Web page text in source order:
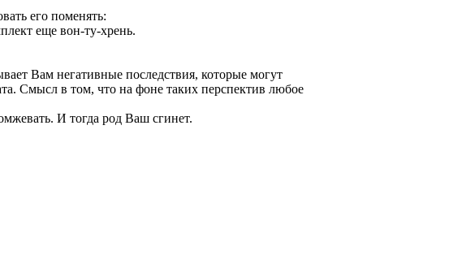
его поменять:
еще вон-ту-хрень.
Вам негативные последствия, которые могут
Смысл в том, что на фоне таких перспектив любое
И тогда род Ваш сгинет.